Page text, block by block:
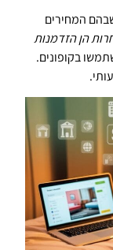
המחירים
הן הזדמנות
בקופונים.